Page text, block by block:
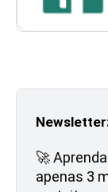
🚀
apenas 3